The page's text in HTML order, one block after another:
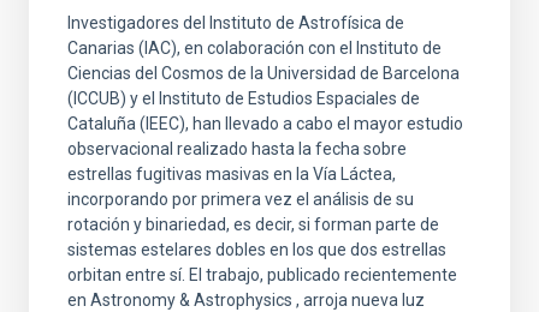
Investigadores del Instituto de Astrofísica de
Canarias (IAC), en colaboración con el Instituto de
Ciencias del Cosmos de la Universidad de Barcelona
(ICCUB) y el Instituto de Estudios Espaciales de
Cataluña (IEEC), han llevado a cabo el mayor estudio
observacional realizado hasta la fecha sobre
estrellas fugitivas masivas en la Vía Láctea,
incorporando por primera vez el análisis de su
rotación y binariedad, es decir, si forman parte de
sistemas estelares dobles en los que dos estrellas
orbitan entre sí. El trabajo, publicado recientemente
en Astronomy & Astrophysics , arroja nueva luz